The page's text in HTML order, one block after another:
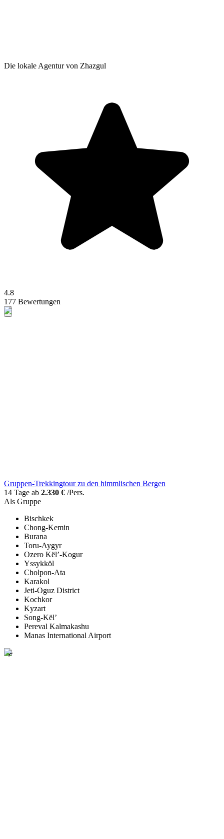
Die lokale Agentur von Zhazgul
4.8
177 Bewertungen
Gruppen-Trekkingtour zu den himmlischen Bergen
14 Tage ab 2.330 € /Pers.
Als Gruppe
Bischkek
Chong-Kemin
Burana
Toru-Aygyr
Ozero Kël’-Kogur
Yssykköl
Cholpon-Ata
Karakol
Jeti-Oguz District
Kochkor
Kyzart
Song-Kël’
Pereval Kalmakashu
Manas International Airport